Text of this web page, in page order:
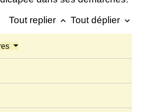
Tout replier keyboard_arrow_up Tout déplier keyboard_arrow_down